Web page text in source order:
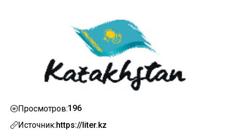
Просмотров:196
Источник:https://liter.kz